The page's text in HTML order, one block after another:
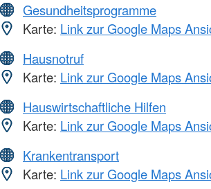
Gesundheitsprogramme
Karte: Link zur Google Maps
Hausnotruf
Karte: Link zur Google Maps
Hauswirtschaftliche Hilfen
Karte: Link zur Google Maps
Krankentransport
Karte: Link zur Google Maps